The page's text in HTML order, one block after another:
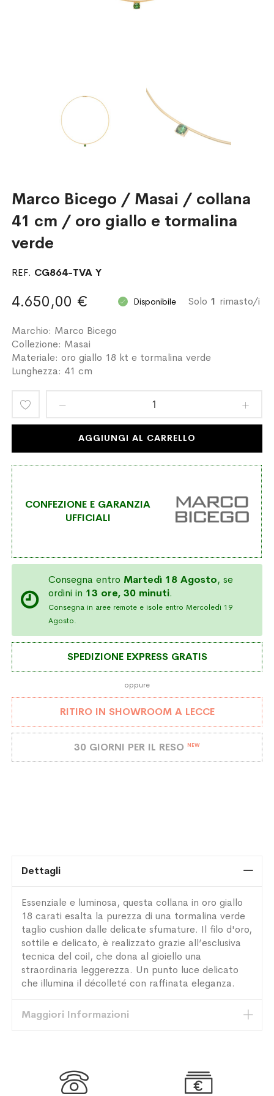
Marco Bicego / Masai / collana
41 cm / oro giallo e tormalina
verde
REF. CG864-TVA Y
Solo 1 rimasto/i
4.650,00 € Disponibile
Marchio: Marco Bicego
Collezione: Masai
Materiale: oro giallo 18 kt e tormalina verde
Lunghezza: 41 cm
Aggiungi
AGGIUNGI AL CARRELLO
CONFEZIONE E GARANZIA
UFFICIALI
Consegna entro Martedì 18 Agosto, se
ordini in 13 ore, 30 minuti.
Consegna in aree remote e isole entro Mercoledì 19
Agosto.
SPEDIZIONE EXPRESS GRATIS
oppure
RITIRO IN SHOWROOM A LECCE
30 GIORNI PER IL RESO NEW
Dettagli
Essenziale e luminosa, questa collana in oro giallo
18 carati esalta la purezza di una tormalina verde
taglio cushion dalle delicate sfumature. Il filo d'oro,
sottile e delicato, è realizzato grazie all’esclusiva
tecnica del coil, che dona al gioiello una
straordinaria leggerezza. Un punto luce delicato
che illumina il décolleté con raffinata eleganza.
Maggiori Informazioni
 